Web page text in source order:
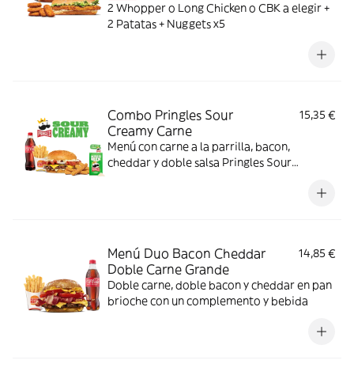
2 Whopper o Long Chicken o CBK a elegir +
2 Patatas + Nuggets x5
Combo Pringles Sour
Creamy Carne
15,35 €
Menú con carne a la parrilla, bacon,
cheddar y doble salsa Pringles Sour
Menú Duo Bacon Cheddar
Doble Carne Grande
14,85 €
Doble carne, doble bacon y cheddar en pan
brioche con un complemento y bebida